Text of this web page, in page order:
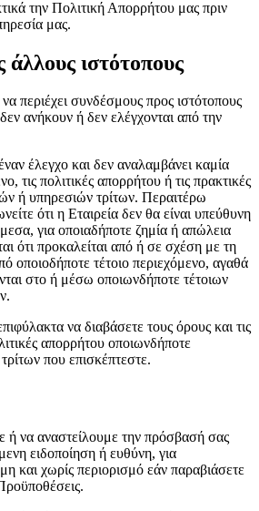
την Πολιτική Απορρήτου μας πριν
μας.
άλλους ιστότοπους
περιέχει συνδέσμους προς ιστότοπους
ανήκουν ή δεν ελέγχονται από την
έλεγχο και δεν αναλαμβάνει καμία
τις πολιτικές απορρήτου ή τις πρακτικές
ή υπηρεσιών τρίτων. Περαιτέρω
ότι η Εταιρεία δεν θα είναι υπεύθυνη
για οποιαδήποτε ζημία ή απώλεια
ότι προκαλείται από ή σε σχέση με τη
οποιοδήποτε τέτοιο περιεχόμενο, αγαθά
στο ή μέσω οποιωνδήποτε τέτοιων
να διαβάσετε τους όρους και τις
απορρήτου οποιωνδήποτε
που επισκέπτεστε.
ή να αναστείλουμε την πρόσβασή σας
ειδοποίηση ή ευθύνη, για
και χωρίς περιορισμό εάν παραβιάσετε